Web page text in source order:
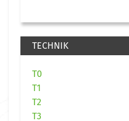
TECHNIK
T0
T1
T2
T3